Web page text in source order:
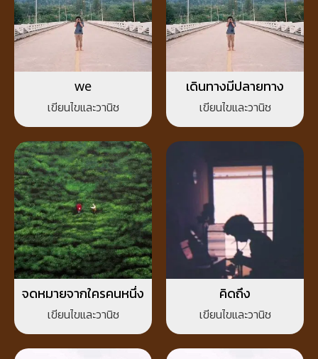
we
เขียนไขและวานิช
เดินทางมีปลายทาง
เขียนไขและวานิช
จดหมายจากใครคนหนึ่ง
เขียนไขและวานิช
คิดถึง
เขียนไขและวานิช